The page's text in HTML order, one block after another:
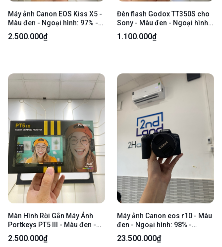
Máy ảnh Canon EOS Kiss X5 -
Màu đen - Ngoại hình: 97% -
Màn ám hồng, lưu ảnh nặng,
mất 2 miếng cao su bên hông
2.500.000₫
Đèn flash Godox TT350S cho
Sony - Màu đen - Ngoại hình:
97.5% - Xước dăm - Kèm túi
vải
1.100.000₫
Màn Hình Rời Gắn Máy Ảnh
Portkeys PT5 III - Màu đen -
Ngoại hình: 97.5% - Màn xước
nhẹ - FullBox + Kèm 2 Pin + 1
2.500.000₫
Máy ảnh Canon eos r10 - Màu
đen - Ngoại hình: 98% -
Fullbox, kèm lens kit RF-S 18-
150mm F3.5-6.3 IS STM
23.500.000₫